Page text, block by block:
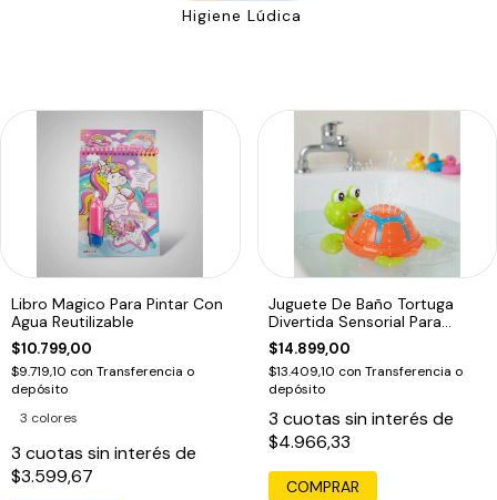
Higiene Lúdica
Libro Magico Para Pintar Con
Agua Reutilizable
$10.799,00
$9.719,10 con Transferencia o
depósito
3 colores
3 cuotas sin interés de
$3.599,67
Juguete De Baño Tortuga
Divertida Sensorial Para
Bebes
$14.899,00
$13.409,10 con Transferencia o
depósito
3 cuotas sin interés de
$4.966,33